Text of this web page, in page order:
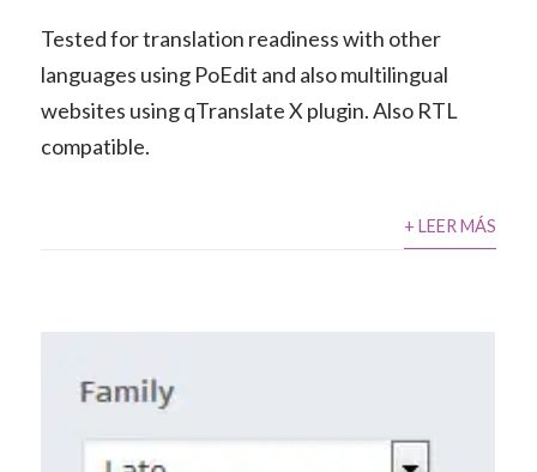
Tested for translation readiness with other
languages using PoEdit and also multilingual
websites using qTranslate X plugin. Also RTL
compatible.
+ LEER MÁS